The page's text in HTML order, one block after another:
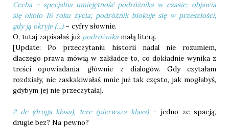
Cecha – specjalna umiejętność podróżnika w czasie; objawia
się około 16 roku życia; podróżnik blokuje się w przeszłości,
gdy ją okryje (...)– cyfry słownie.
O, tutaj zapisałaś już podróżnika małą literą.
[Update: Po przeczytaniu historii nadal nie rozumiem,
dlaczego prawa mówią w zakładce to, co dokładnie wynika z
treści opowiadania, głównie z dialogów. Gdy czytałam
rozdziały, nie zaskakiwałaś mnie już tak często, jak mogłabyś,
gdybym jej nie przeczytała].
2 de (druga klasa), 1ere (pierwsza klasa) – jedno ze spacją,
drugie bez? Na pewno?